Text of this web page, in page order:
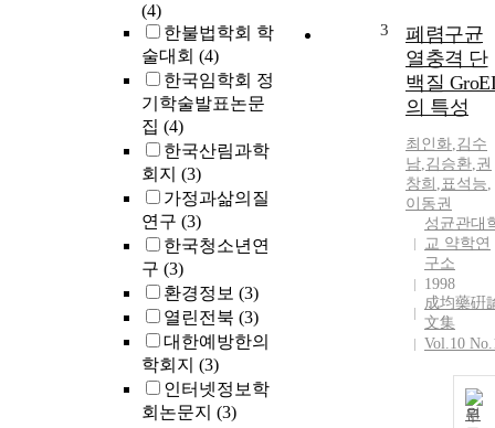
(4)
한불법학회 학
술대회 (4)
한국임학회 정
기학술발표논문
집 (4)
한국산림과학
회지 (3)
가정과삶의질
연구 (3)
한국청소년연
구 (3)
환경정보 (3)
열린전북 (3)
대한예방한의
학회지 (3)
인터넷정보학
회논문지 (3)
3
폐렴구균
열충격 단
백질
의 특성
최인화,김수
남,김승환,권
창희 ,표석능,
이동권
성균관대
교 약학연
구소
1998
成均藥硏
文集
Vol.10
원